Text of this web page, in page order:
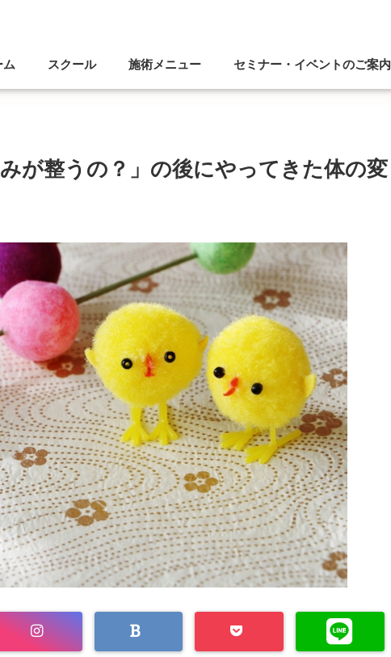
ム スクール 施術メニュー セミナー・イベントのご案内
が整うの？」の後にやってきた体の変